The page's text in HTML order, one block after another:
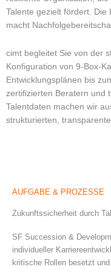
Talente gezielt fördert. Die
macht
cimt begleitet Sie von der
Konfiguration von 9-Box-
Entwicklungsplänen bis
zertifizierten Beratern und
Talentdaten machen wir
strukturierten,
AUFGABE & PROZESSE
Zukunftssicherheit durch
SF Succession &
individueller
kritische Rollen besetzt